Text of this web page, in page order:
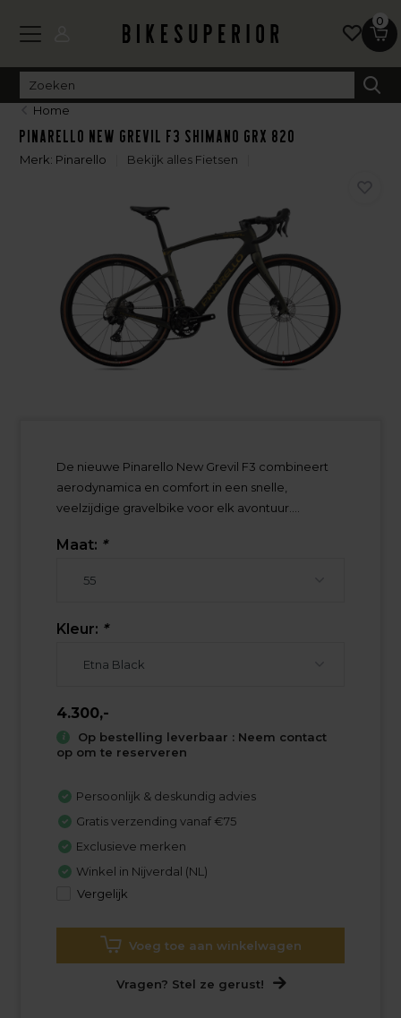
0
Home
Pinarello New Grevil F3 Shimano GRX 820
Merk: Pinarello Bekijk alles Fietsen
De nieuwe Pinarello New Grevil F3 combineert
aerodynamica en comfort in een snelle,
veelzijdige gravelbike voor elk avontuur....
Maat: *
Kleur: *
4.300,-
Op bestelling leverbaar : Neem contact
op om te reserveren
Persoonlijk & deskundig advies
Gratis verzending vanaf €75
Exclusieve merken
Winkel in Nijverdal (NL)
Vergelijk
Voeg toe aan winkelwagen
Vragen? Stel ze gerust!